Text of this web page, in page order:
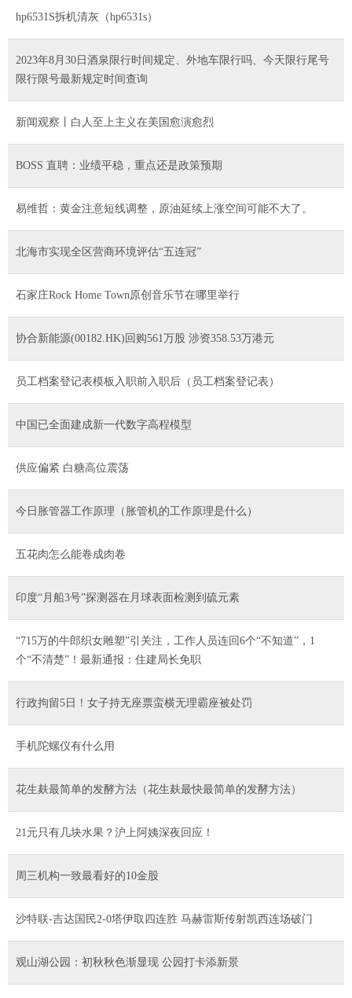
hp6531S拆机清灰（hp6531s）
2023年8月30日酒泉限行时间规定、外地车限行吗、今天限行尾号
限行限号最新规定时间查询
新闻观察丨白人至上主义在美国愈演愈烈
BOSS 直聘：业绩平稳，重点还是政策预期
易维哲：黄金注意短线调整，原油延续上涨空间可能不大了。
北海市实现全区营商环境评估“五连冠”
石家庄Rock Home Town原创音乐节在哪里举行
协合新能源(00182.HK)回购561万股 涉资358.53万港元
员工档案登记表模板入职前入职后（员工档案登记表）
中国已全面建成新一代数字高程模型
供应偏紧 白糖高位震荡
今日胀管器工作原理（胀管机的工作原理是什么）
五花肉怎么能卷成肉卷
印度“月船3号”探测器在月球表面检测到硫元素
“715万的牛郎织女雕塑”引关注，工作人员连回6个“不知道”，1
个“不清楚”！最新通报：住建局长免职
行政拘留5日！女子持无座票蛮横无理霸座被处罚
手机陀螺仪有什么用
花生麸最简单的发酵方法（花生麸最快最简单的发酵方法）
21元只有几块水果？沪上阿姨深夜回应！
周三机构一致最看好的10金股
沙特联-吉达国民2-0塔伊取四连胜 马赫雷斯传射凯西连场破门
观山湖公园：初秋秋色渐显现 公园打卡添新景